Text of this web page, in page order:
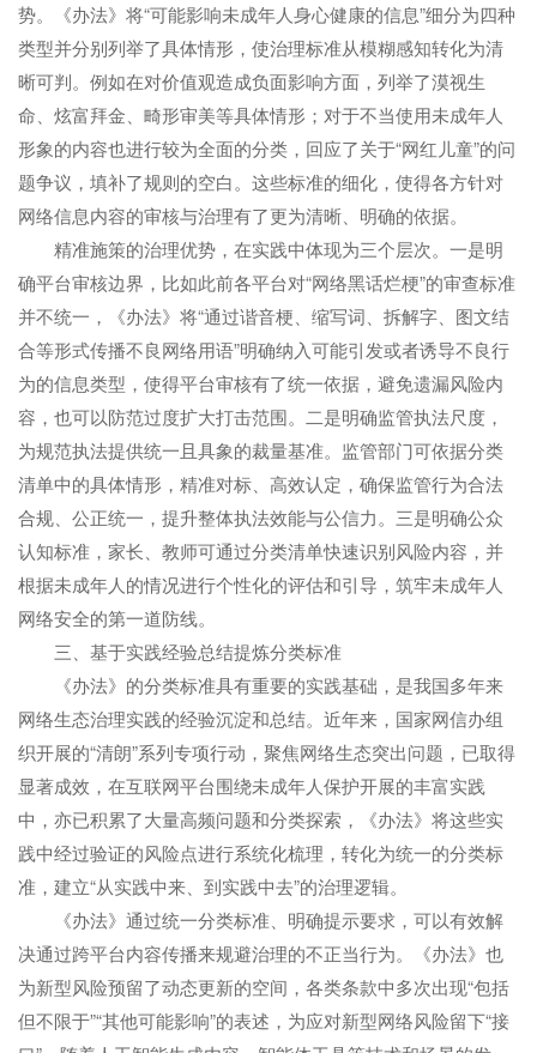
势。《办法》将“可能影响未成年人身心健康的信息”细分为四种
类型并分别列举了具体情形，使治理标准从模糊感知转化为清
晰可判。例如在对价值观造成负面影响方面，列举了漠视生
命、炫富拜金、畸形审美等具体情形；对于不当使用未成年人
形象的内容也进行较为全面的分类，回应了关于“网红儿童”的问
题争议，填补了规则的空白。这些标准的细化，使得各方针对
网络信息内容的审核与治理有了更为清晰、明确的依据。
精准施策的治理优势，在实践中体现为三个层次。一是明
确平台审核边界，比如此前各平台对“网络黑话烂梗”的审查标准
并不统一，《办法》将“通过谐音梗、缩写词、拆解字、图文结
合等形式传播不良网络用语”明确纳入可能引发或者诱导不良行
为的信息类型，使得平台审核有了统一依据，避免遗漏风险内
容，也可以防范过度扩大打击范围。二是明确监管执法尺度，
为规范执法提供统一且具象的裁量基准。监管部门可依据分类
清单中的具体情形，精准对标、高效认定，确保监管行为合法
合规、公正统一，提升整体执法效能与公信力。三是明确公众
认知标准，家长、教师可通过分类清单快速识别风险内容，并
根据未成年人的情况进行个性化的评估和引导，筑牢未成年人
网络安全的第一道防线。
三、基于实践经验总结提炼分类标准
《办法》的分类标准具有重要的实践基础，是我国多年来
网络生态治理实践的经验沉淀和总结。近年来，国家网信办组
织开展的“清朗”系列专项行动，聚焦网络生态突出问题，已取得
显著成效，在互联网平台围绕未成年人保护开展的丰富实践
中，亦已积累了大量高频问题和分类探索，《办法》将这些实
践中经过验证的风险点进行系统化梳理，转化为统一的分类标
准，建立“从实践中来、到实践中去”的治理逻辑。
《办法》通过统一分类标准、明确提示要求，可以有效解
决通过跨平台内容传播来规避治理的不正当行为。《办法》也
为新型风险预留了动态更新的空间，各类条款中多次出现“包括
但不限于”“其他可能影响”的表述，为应对新型网络风险留下“接